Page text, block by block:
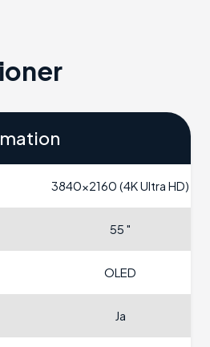
3840x2160 (4K Ultra HD)
55 "
OLED
Ja